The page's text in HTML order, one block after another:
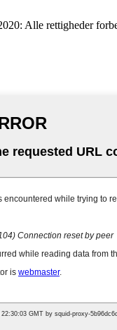
Alle rettigheder